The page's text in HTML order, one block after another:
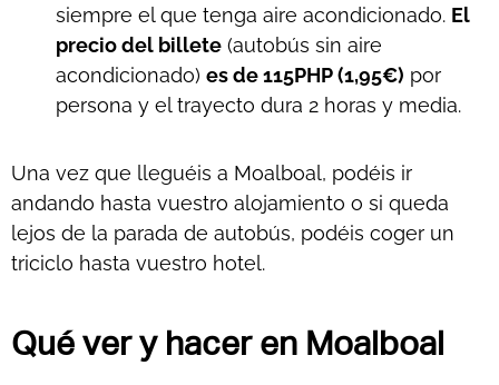
siempre el que tenga aire acondicionado. El
precio del billete (autobús sin aire
acondicionado) es de 115PHP (1,95€) por
persona y el trayecto dura 2 horas y media.
Una vez que lleguéis a Moalboal, podéis ir
andando hasta vuestro alojamiento o si queda
lejos de la parada de autobús, podéis coger un
triciclo hasta vuestro hotel.
Qué ver y hacer en Moalboal